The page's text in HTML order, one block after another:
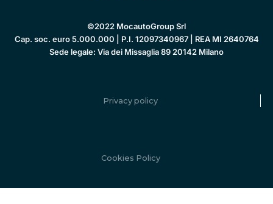
©2022 MocautoGroup Srl
Cap. soc. euro 5.000.000 | P.I. 12097340967 | REA MI 2640764
Sede legale: Via dei Missaglia 89 20142 Milano
Privacy policy
Cookies Policy